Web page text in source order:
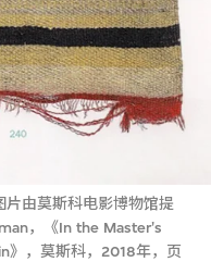
由莫斯科电影博物馆提
，《In the Master's
》，莫斯科，2018年，页